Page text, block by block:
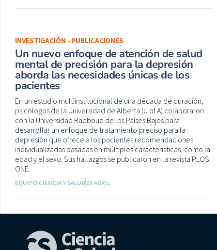
INVESTIGACIÓN - PUBLICACIONES
Un nuevo enfoque de atención de salud
mental de precisión para la depresión
aborda las necesidades únicas de los
pacientes
En un estudio multiinstitucional de una década de duración,
psicólogos de la Universidad de Alberta (U of A) colaboraron
con la Universidad Radboud de los Países Bajos para
desarrollar un enfoque de tratamiento preciso para la
depresión que ofrece a los pacientes recomendaciones
individualizadas basadas en múltiples características, como la
edad y el sexo. Sus hallazgos se publicaron en la revista PLOS
ONE.
EQUIPO CIENCIA Y SALUD23 ABRIL